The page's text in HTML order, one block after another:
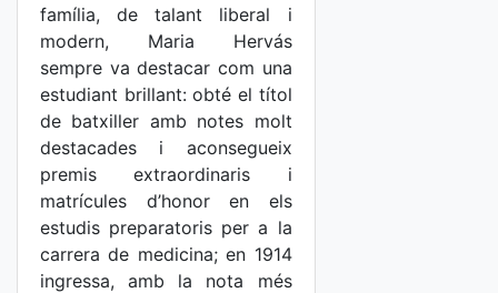
família, de talant liberal i
modern, Maria Hervás
sempre va destacar com una
estudiant brillant: obté el títol
de batxiller amb notes molt
destacades i aconsegueix
premis extraordinaris i
matrícules d’honor en els
estudis preparatoris per a la
carrera de medicina; en 1914
ingressa, amb la nota més